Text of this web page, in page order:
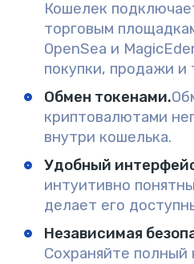
Кошелек
торговым
OpenSea и
покупки, продажи и
Обмен токенами.
криптовалютами
внутри кошелька.
Удобный
интуитивно
делает его
Независимая
Сохраняйте полный